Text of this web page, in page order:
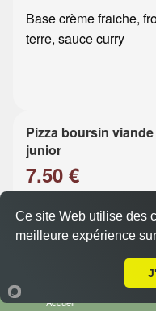
Base crème fraiche,
terre, sauce curry
Pizza boursin
junior
7.50 €
Base crème fraiche,
Accueil
Ce site Web utilise des
meilleure expérience